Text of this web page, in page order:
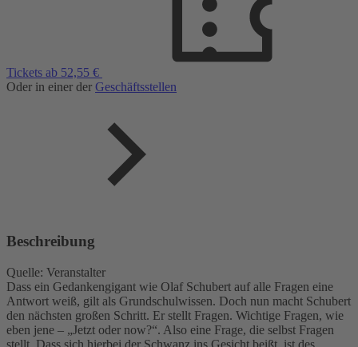
Tickets ab 52,55 €
Oder in einer der Geschäftsstellen
Beschreibung
Quelle: Veranstalter
Dass ein Gedankengigant wie Olaf Schubert auf alle Fragen eine
Antwort weiß, gilt als Grundschulwissen. Doch nun macht Schubert
den nächsten großen Schritt. Er stellt Fragen. Wichtige Fragen, wie
eben jene – „Jetzt oder now?“. Also eine Frage, die selbst Fragen
stellt. Dass sich hierbei der Schwanz ins Gesicht beißt, ist des